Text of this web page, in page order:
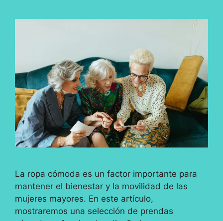
La ropa cómoda es un factor importante para
mantener el bienestar y la movilidad de las
mujeres mayores. En este artículo,
mostraremos una selección de prendas